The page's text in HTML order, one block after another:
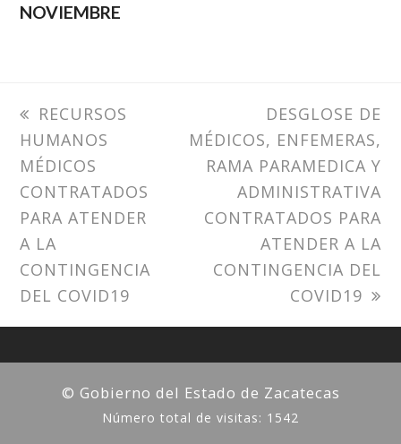
NOVIEMBRE
previous
post:
RECURSOS
HUMANOS
MÉDICOS
CONTRATADOS
PARA ATENDER
A LA
CONTINGENCIA
DEL COVID19
next
post:
DESGLOSE DE
MÉDICOS, ENFEMERAS,
RAMA PARAMEDICA Y
ADMINISTRATIVA
CONTRATADOS PARA
ATENDER A LA
CONTINGENCIA DEL
COVID19
© Gobierno del Estado de Zacatecas
Número total de visitas: 1542